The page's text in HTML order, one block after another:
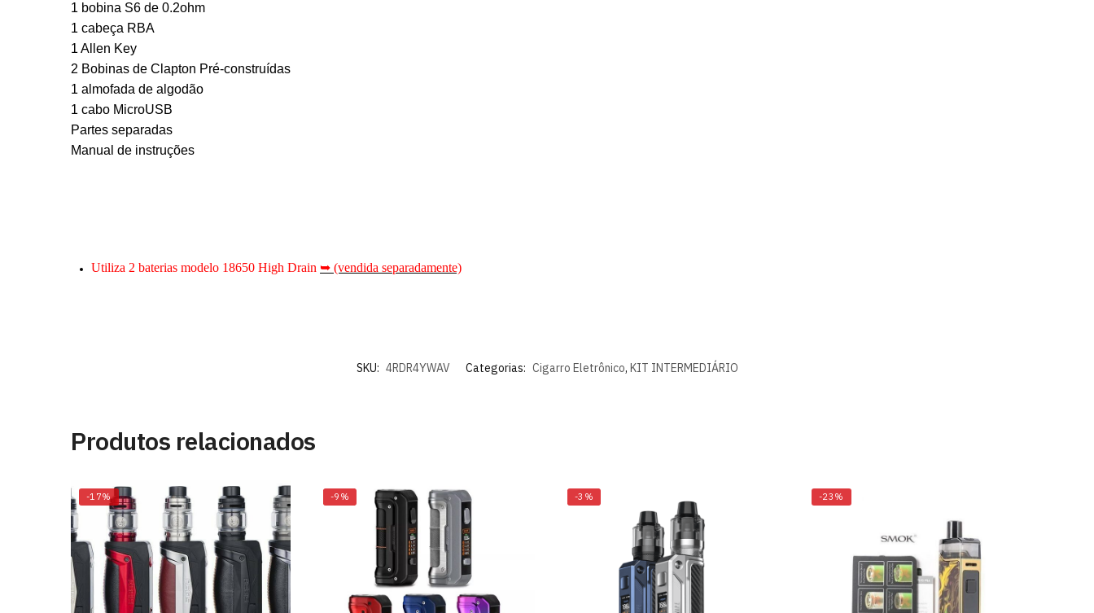
1 bobina S6 de 0.2ohm
1 cabeça RBA
1 Allen Key
2 Bobinas de Clapton Pré-construídas
1 almofada de algodão
1 cabo MicroUSB
Partes separadas
Manual de instruções
Utiliza 2 baterias modelo 18650 High Drain ➥ (vendida separadamente)
SKU: 4RDR4YWAV Categorias: Cigarro Eletrônico, KIT INTERMEDIÁRIO
Produtos relacionados
-17% -9% -3% -23%